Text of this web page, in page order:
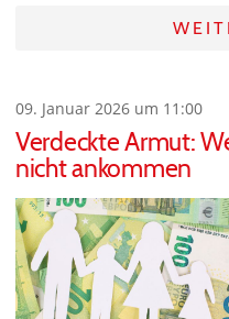
09. Januar 2026 um 11:00
Verdeckte Armut:
nicht ankommen